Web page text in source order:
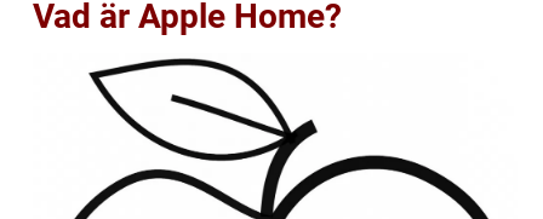
Vad är Apple Home?